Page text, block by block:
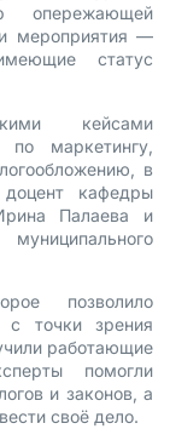
опережающей
мероприятия —
статус
кейсами
по маркетингу,
в
кафедры
Палаева и
позволило
с точки зрения
работающие
помогли
и законов, а
своё дело.